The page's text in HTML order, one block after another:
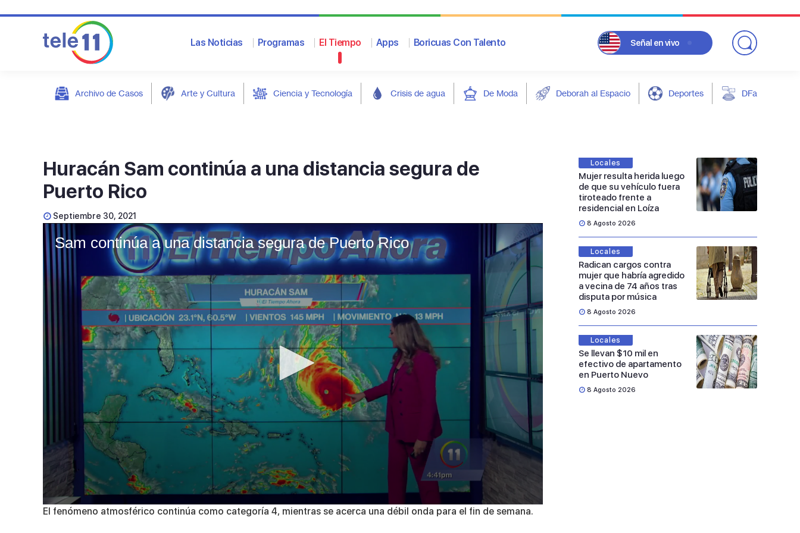
Las Noticias Programas El Tiempo Apps Boricuas Con Talento Señal en vivo
Archivo de Casos Arte y Cultura Ciencia y Tecnología Crisis de agua De Moda Deborah al Espacio Deportes DFarándula
Huracán Sam continúa a una distancia segura de
Puerto Rico
Septiembre 30, 2021
Sam continúa a una distancia segura de Puerto Rico
0
seconds
El fenómeno atmosférico continúa como categoría 4, mientras se acerca una débil onda para el fin de semana.
Locales
Mujer resulta herida luego
de que su vehículo fuera
tiroteado frente a
residencial en Loíza
8 Agosto 2026
Locales
Radican cargos contra
mujer que habría agredido
a vecina de 74 años tras
disputa por música
8 Agosto 2026
Locales
Se llevan $10 mil en
efectivo de apartamento
en Puerto Nuevo
8 Agosto 2026